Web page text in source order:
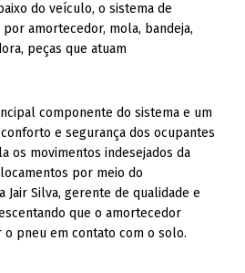
do veículo, o sistema de
amortecedor, mola, bandeja,
peças que atuam
componente do sistema e um
e segurança dos ocupantes
os movimentos indesejados da
por meio do
Jair Silva, gerente de qualidade e
que o amortecedor
o pneu em contato com o solo.